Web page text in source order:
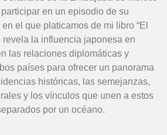
en un episodio de su
el que platicamos de mi libro “El
revela la influencia japonesa en
las relaciones diplomáticas y
países para ofrecer un panorama
históricas, las semejanzas,
y los vínculos que unen a estos
por un océano.